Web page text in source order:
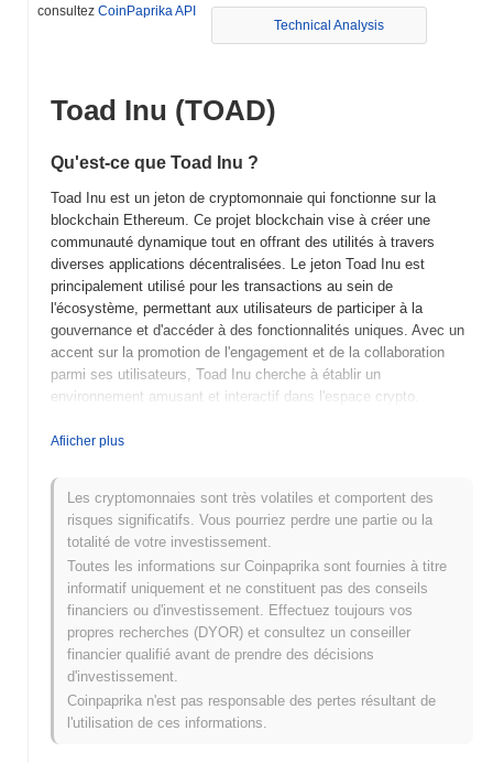
consultez CoinPaprika API
Technical Analysis
Toad Inu (TOAD)
Qu'est-ce que Toad Inu ?
Toad Inu est un jeton de cryptomonnaie qui fonctionne sur la
blockchain Ethereum. Ce projet blockchain vise à créer une
communauté dynamique tout en offrant des utilités à travers
diverses applications décentralisées. Le jeton Toad Inu est
principalement utilisé pour les transactions au sein de
l'écosystème, permettant aux utilisateurs de participer à la
gouvernance et d'accéder à des fonctionnalités uniques. Avec un
accent sur la promotion de l'engagement et de la collaboration
parmi ses utilisateurs, Toad Inu cherche à établir un
environnement amusant et interactif dans l'espace crypto.
Quand et comment Toad Inu a-t-il commencé ?
dirigé par la communauté. Créé par une équipe anonyme, il vise à
combiner des éléments de la culture des mèmes avec la finance
décentralisée (DeFi). Le projet a gagné en popularité grâce à son
inscription initiale sur des échanges décentralisés et s'est depuis
concentré sur la construction d'une communauté dynamique et
d'un écosystème autour de son jeton. Les événements majeurs
de son développement précoce incluent diverses campagnes de
marketing et des partenariats qui ont aidé à sensibiliser et à
adopter le projet dans l'espace crypto.
Qu'est-ce qui attend Toad Inu ?
Toad Inu est prêt pour des développements passionnants alors
Afiicher plus
Les cryptomonnaies sont très volatiles et comportent des
risques significatifs. Vous pourriez perdre une partie ou la
totalité de votre investissement.
Toutes les informations sur Coinpaprika sont fournies à titre
informatif uniquement et ne constituent pas des conseils
financiers ou d'investissement. Effectuez toujours vos
propres recherches (DYOR) et consultez un conseiller
financier qualifié avant de prendre des décisions
d'investissement.
Coinpaprika n'est pas responsable des pertes résultant de
l'utilisation de ces informations.